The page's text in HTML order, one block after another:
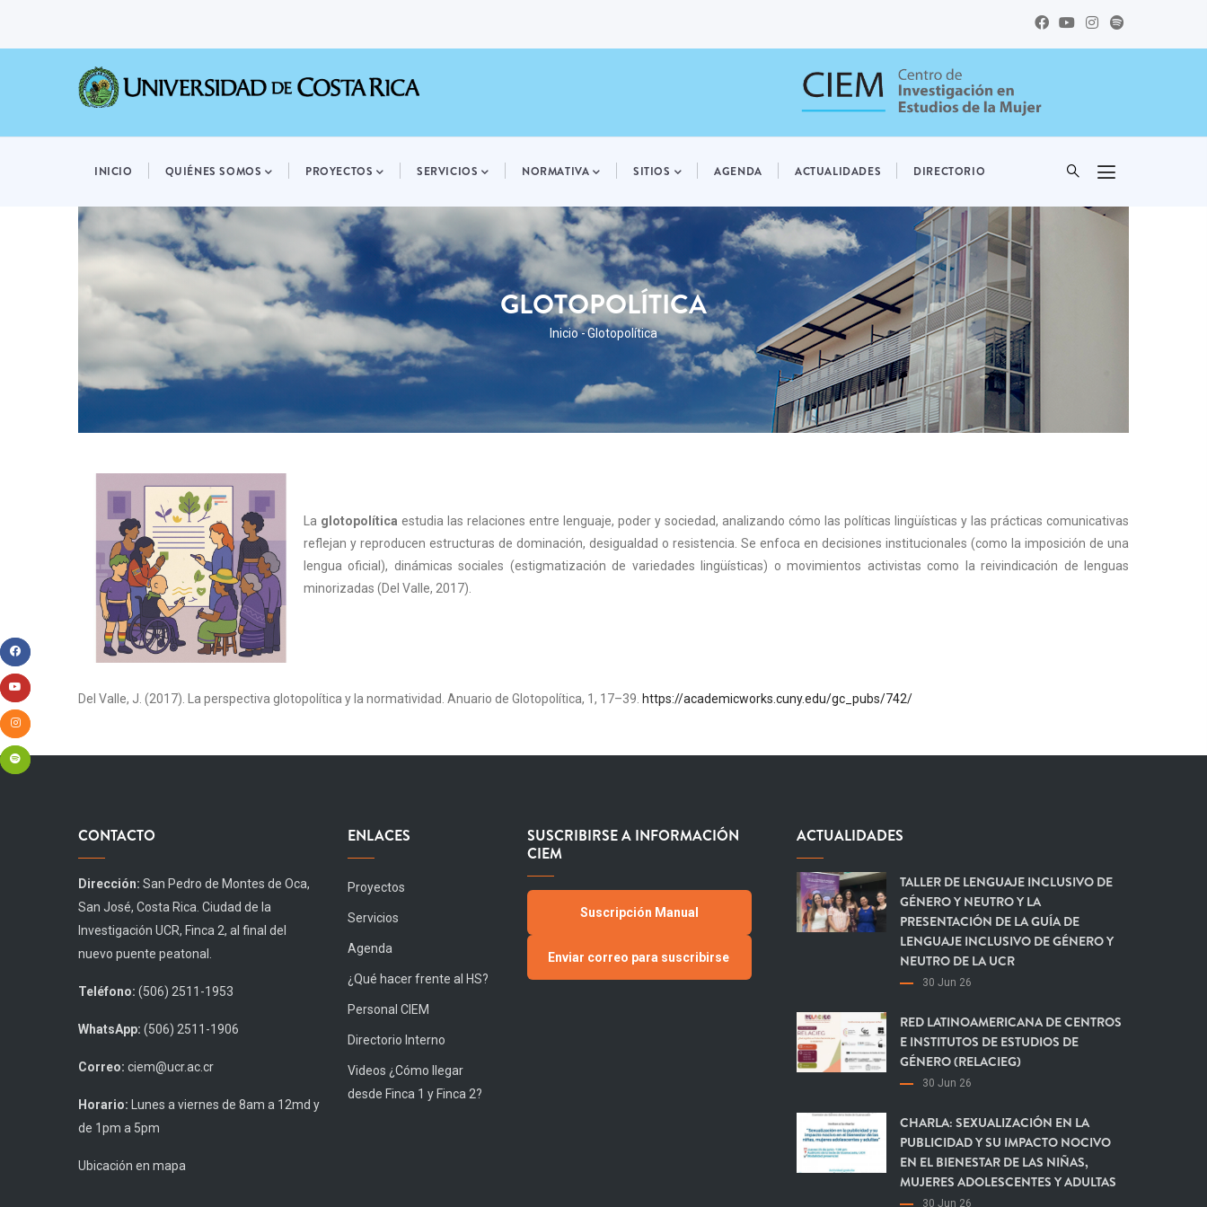
NAVIGATION
INICIO QUIÉNES SOMOS PROYECTOS SERVICIOS NORMATIVA SITIOS AGENDA ACTUALIDADES DIRECTORIO
GLOTOPOLÍTICA
RUTA
DE
NAVEGACIÓN
Inicio-Glotopolítica
La glotopolítica estudia las relaciones entre lenguaje, poder y sociedad, analizando cómo las políticas lingüísticas y las prácticas comunicativas
reflejan y reproducen estructuras de dominación, desigualdad o resistencia. Se enfoca en decisiones institucionales (como la imposición de una
lengua oficial), dinámicas sociales (estigmatización de variedades lingüísticas) o movimientos activistas como la reivindicación de lenguas
minorizadas (Del Valle, 2017).
Del Valle, J. (2017). La perspectiva glotopolítica y la normatividad. Anuario de Glotopolítica, 1, 17–39. https://academicworks.cuny.edu/gc_pubs/742/
CONTACTO
Dirección: San Pedro de Montes de Oca,
San José, Costa Rica. Ciudad de la
Investigación UCR, Finca 2, al final del
nuevo puente peatonal.
Teléfono: (506) 2511-1953
WhatsApp: (506) 2511-1906
Correo: ciem@ucr.ac.cr
Horario: Lunes a viernes de 8am a 12md y
de 1pm a 5pm
Ubicación en mapa
ENLACES
Proyectos
Servicios
Agenda
¿Qué hacer frente al HS?
Personal CIEM
Directorio Interno
Videos ¿Cómo llegar
desde Finca 1 y Finca 2?
SUSCRIBIRSE A INFORMACIÓN
CIEM
Suscripción Manual
Enviar correo para suscribirse
ACTUALIDADES
TALLER DE LENGUAJE INCLUSIVO DE
GÉNERO Y NEUTRO Y LA
PRESENTACIÓN DE LA GUÍA DE
LENGUAJE INCLUSIVO DE GÉNERO Y
NEUTRO DE LA UCR
30 Jun 26
RED LATINOAMERICANA DE CENTROS
E INSTITUTOS DE ESTUDIOS DE
GÉNERO (RELACIEG)
30 Jun 26
CHARLA: SEXUALIZACIÓN EN LA
PUBLICIDAD Y SU IMPACTO NOCIVO
EN EL BIENESTAR DE LAS NIÑAS,
MUJERES ADOLESCENTES Y ADULTAS
30 Jun 26